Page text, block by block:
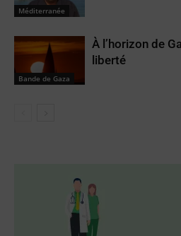
Méditerranée
Bande de Gaza
À l’horizon de
liberté